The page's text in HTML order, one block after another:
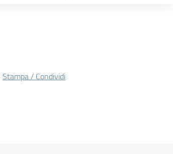
Stampa / Condividi